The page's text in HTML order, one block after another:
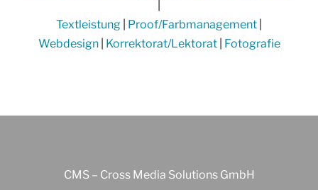
Textleistung Proof/Farbmanagement
Webdesign| Korrektorat/Lektorat| Fotografie
CMS – Cross Media Solutions GmbH